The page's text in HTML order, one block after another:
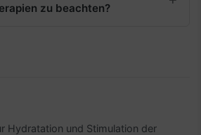
zu beachten?
Hydratation und Stimulation der